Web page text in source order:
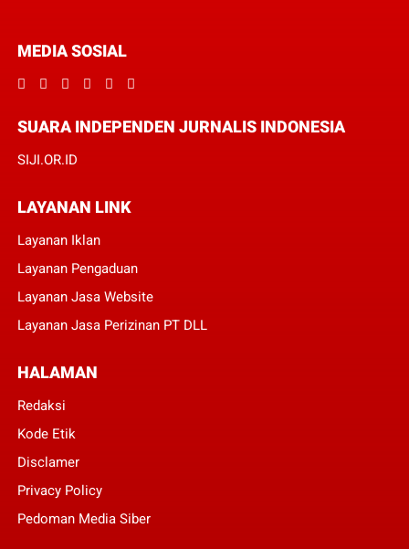
MEDIA SOSIAL
SUARA INDEPENDEN JURNALIS INDONESIA
SIJI.OR.ID
LAYANAN LINK
Layanan Iklan
Layanan Pengaduan
Layanan Jasa Website
Layanan Jasa Perizinan PT DLL
HALAMAN
Redaksi
Kode Etik
Disclamer
Privacy Policy
Pedoman Media Siber